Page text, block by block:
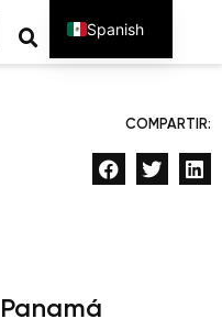
COMPARTIR:
Spanish
English